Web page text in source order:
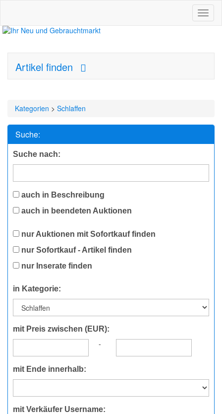
Artikel finden
Kategorien > Schlaffen
Suche:
Suche nach:
auch in Beschreibung
auch in beendeten Auktionen
nur Auktionen mit Sofortkauf finden
nur Sofortkauf - Artikel finden
nur Inserate finden
in Kategorie:
mit Preis zwischen (EUR):
-
mit Ende innerhalb:
mit Verkäufer Username: